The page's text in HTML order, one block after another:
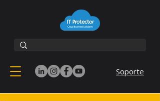
Soporte